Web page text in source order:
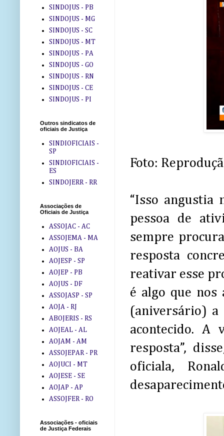
Foto:
“Isso
pessoa de
sempre
resposta
reativar esse
é algo que nos
(aniversário) a
acontecido.
resposta”,
oficiala,
SINDOJUS - PB
SINDOJUS - MG
SINDOJUS - SC
SINDOJUS - MT
SINDOJUS - PA
SINDOJUS - GO
SINDOJUS - RN
SINDOJUS - CE
SINDOJUS - PI
Outros sindicatos de
oficiais de Justiça
SINDIOFICIAIS -
SP
SINDIOFICIAIS -
ES
SINDOJERR - RR
Associações de
Oficiais de Justiça
ASSOJAC - AC
ASSOJEMA - MA
AOJUS - BA
AOJESP - SP
AOJEP - PB
AOJUS - DF
ASSOJASP - SP
AOJA - RJ
ABOJERIS - RS
AOJEAL - AL
AOJAM - AM
ASSOJEPAR - PR
AOJUCI - MT
AOJESE - SE
AOJAP - AP
ASSOJFER - RO
Associações - oficiais
de Justiça Federais